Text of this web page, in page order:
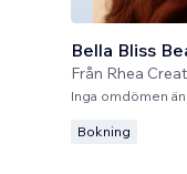
Bella Bliss
Från Rhea
Inga omdömen än
Bokning